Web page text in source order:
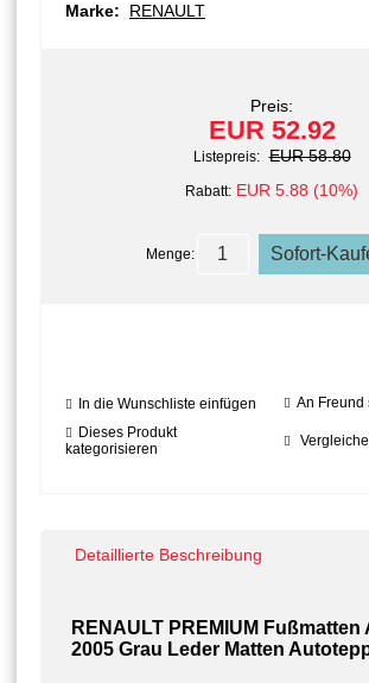
Marke:
RENAULT
Preis:
EUR 52.92
Listepreis: EUR 58.80
Rabatt: EUR 5.88 (10%)
Menge:
In die Wunschliste einfügen
An Freund
Dieses Produkt
kategorisieren
Vergleiche
Detaillierte Beschreibung
RENAULT PREMIUM Fußmatten
2005 Grau Leder Matten